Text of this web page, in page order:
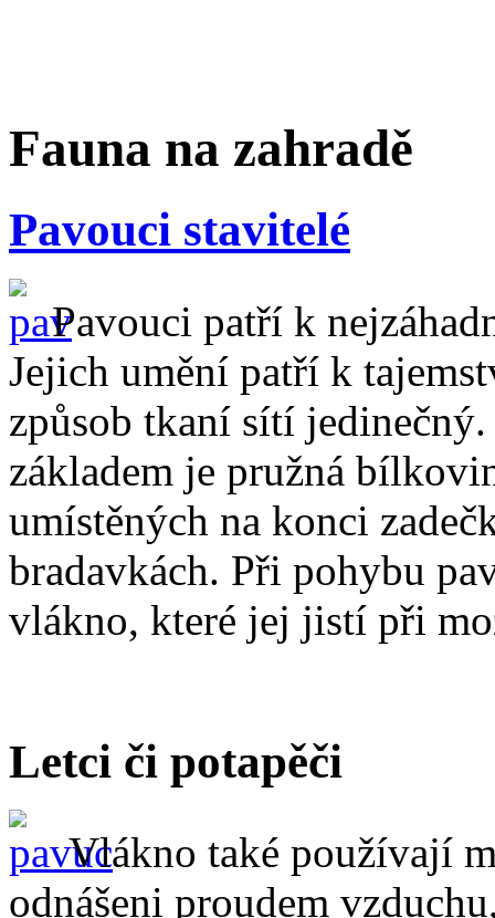
Fauna na zahradě
Pavouci stavitelé
Pavouci patří k
Jejich umění patří k
způsob tkaní sítí
základem je pružná
umístěných na konci
bradavkách. Při pohybu
vlákno, které jej jistí při
Letci či potapěči
Vlákno také používají
odnášeni proudem